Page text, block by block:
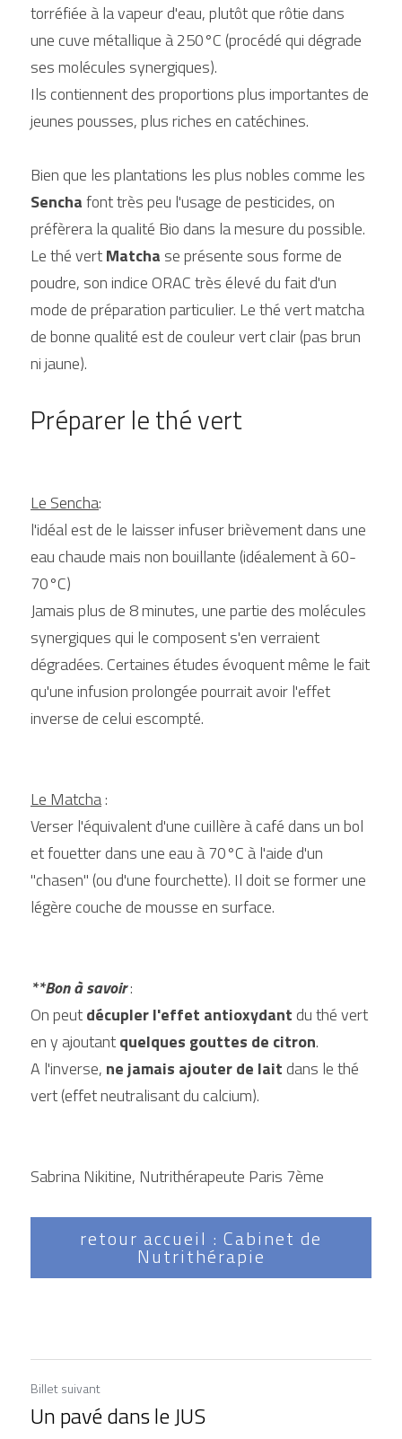
torréfiée à la vapeur d'eau, plutôt que rôtie dans
une cuve métallique à 250°C (procédé qui dégrade
ses molécules synergiques).
Ils contiennent des proportions plus importantes de
jeunes pousses, plus riches en catéchines.
Sencha font très peu l'usage de pesticides, on
préfèrera la qualité Bio dans la mesure du possible.
Le thé vert Matcha se présente sous forme de
poudre, son indice ORAC très élevé du fait d'un
mode de préparation particulier. Le thé vert matcha
de bonne qualité est de couleur vert clair (pas brun
ni jaune).
Préparer le thé vert
Le Sencha:
l'idéal est de le laisser infuser brièvement dans une
eau chaude mais non bouillante (idéalement à 60-
70°C)
Jamais plus de 8 minutes, une partie des molécules
synergiques qui le composent s'en verraient
dégradées. Certaines études évoquent même le fait
qu'une infusion prolongée pourrait avoir l'effet
inverse de celui escompté.
Le Matcha :
Verser l'équivalent d'une cuillère à café dans un bol
et fouetter dans une eau à 70°C à l'aide d'un
"chasen" (ou d'une fourchette). Il doit se former une
légère couche de mousse en surface.
**Bon à savoir :
On peut décupler l'effet antioxydant du thé vert
en y ajoutant quelques gouttes de citron.
A l'inverse, ne jamais ajouter de lait dans le thé
vert (effet neutralisant du calcium).
Sabrina Nikitine, Nutrithérapeute Paris 7ème
retour accueil : Cabinet de
Nutrithérapie
Billet suivant
Un pavé dans le JUS